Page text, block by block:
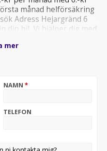
månad helförsäkring
Adress Hejargränd 6
din bil, Vi hjälper dig med
ringa och boka tid för
mer
NAMN *
TELEFON